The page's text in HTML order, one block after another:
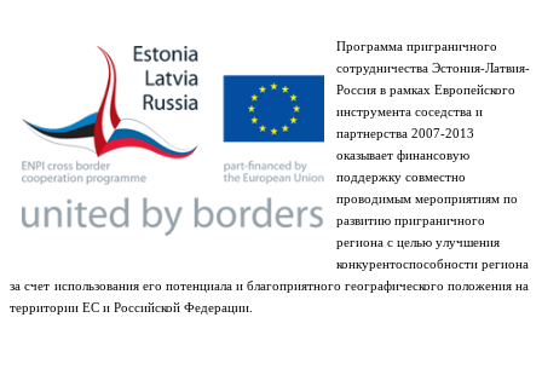
Программа приграничного
сотрудничества Эстония-Латвия-
Россия в рамках Европейского
инструмента соседства и
партнерства 2007-2013
оказывает финансовую
поддержку совместно
проводимым мероприятиям по
развитию приграничного
региона с целью улучшения
конкурентоспособности региона
за счет использования его потенциала и благоприятного географического положения на
территории ЕС и Российской Федерации.